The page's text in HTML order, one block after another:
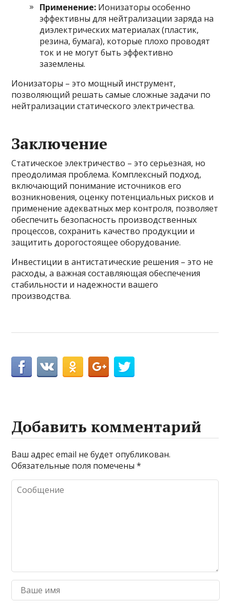
Применение: Ионизаторы особенно
эффективны для нейтрализации заряда на
диэлектрических материалах (пластик,
резина, бумага), которые плохо проводят
ток и не могут быть эффективно
заземлены.
Ионизаторы – это мощный инструмент,
позволяющий решать самые сложные задачи по
нейтрализации статического электричества.
Заключение
Статическое электричество – это серьезная, но
преодолимая проблема. Комплексный подход,
включающий понимание источников его
возникновения, оценку потенциальных рисков и
применение адекватных мер контроля, позволяет
обеспечить безопасность производственных
процессов, сохранить качество продукции и
защитить дорогостоящее оборудование.
Инвестиции в антистатические решения – это не
расходы, а важная составляющая обеспечения
стабильности и надежности вашего
производства.
Добавить комментарий
Ваш адрес email не будет опубликован.
Обязательные поля помечены*